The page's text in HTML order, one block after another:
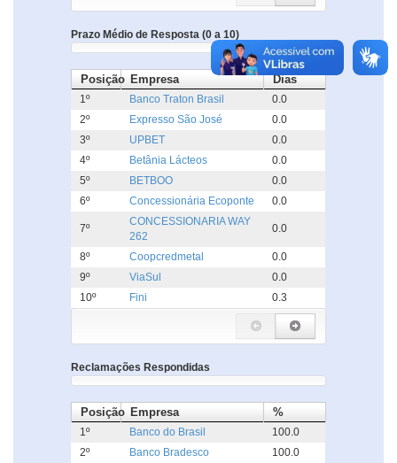
Prazo Médio de Resposta (0 a 10)
Posição Empresa Dias
1º Banco Traton Brasil
0.0
2º
Expresso São José
0.0
3º
UPBET
0.0
4º
Betânia Lácteos
0.0
5º
BETBOO
0.0
6º
Concessionária Ecoponte 0.0
7º
CONCESSIONARIA WAY
262
0.0
8º Coopcredmetal
0.0
9º
ViaSul
0.0
10º
Fini 0.3
Reclamações Respondidas
Posição Empresa %
1º Banco do Brasil
100.0
2º
Banco Bradesco
100.0